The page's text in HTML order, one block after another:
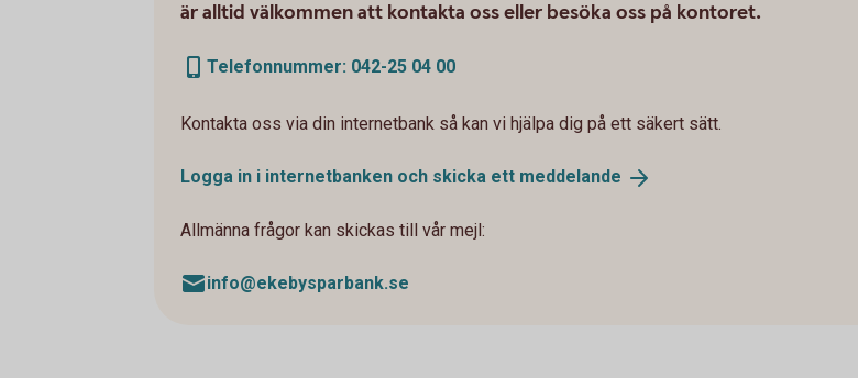
är alltid välkommen att kontakta oss eller besöka oss på kontoret.
Telefonnummer: 042-25 04 00
Kontakta oss via din internetbank så kan vi hjälpa dig på ett säkert sätt.
Logga in i internetbanken och skicka ett meddelande
Allmänna frågor kan skickas till vår mejl:
info@ekebysparbank.se